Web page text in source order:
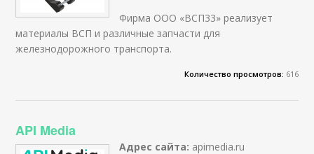
Фирма ООО «ВСП33» реализует
материалы ВСП и различные запчасти для
железнодорожного транспорта.
Количество просмотров: 616
API Media
Адрес сайта: apimedia.ru